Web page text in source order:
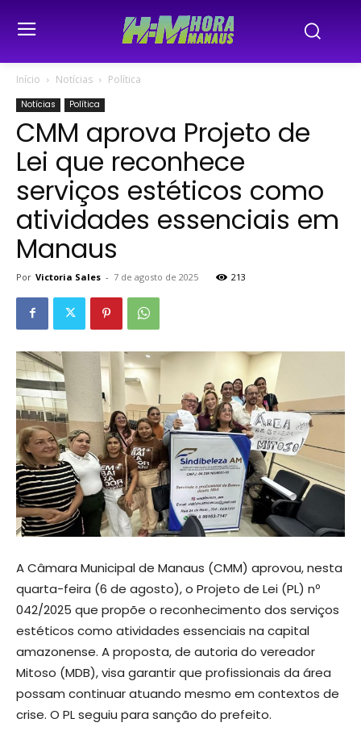
Início Notícias Política
Notícias Política
CMM aprova Projeto de
Lei que reconhece
serviços estéticos como
atividades essenciais em
Manaus
Por Victoria Sales - 7 de agosto de 2025 213
A Câmara Municipal de Manaus (CMM) aprovou, nesta
quarta-feira (6 de agosto), o Projeto de Lei (PL) nº
042/2025 que propõe o reconhecimento dos serviços
estéticos como atividades essenciais na capital
amazonense. A proposta, de autoria do vereador
Mitoso (MDB), visa garantir que profissionais da área
possam continuar atuando mesmo em contextos de
crise. O PL seguiu para sanção do prefeito.